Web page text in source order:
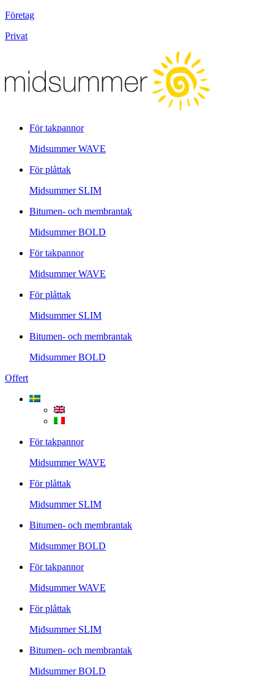
Företag
Privat
För takpannor
MidsummerWAVE
För plåttak
Midsummer SLIM
Bitumen- och membrantak
MidsummerBOLD
För takpannor
MidsummerWAVE
För plåttak
Midsummer SLIM
Bitumen- och membrantak
MidsummerBOLD
Offert
För takpannor
MidsummerWAVE
För plåttak
Midsummer SLIM
Bitumen- och membrantak
MidsummerBOLD
För takpannor
MidsummerWAVE
För plåttak
Midsummer SLIM
Bitumen- och membrantak
MidsummerBOLD